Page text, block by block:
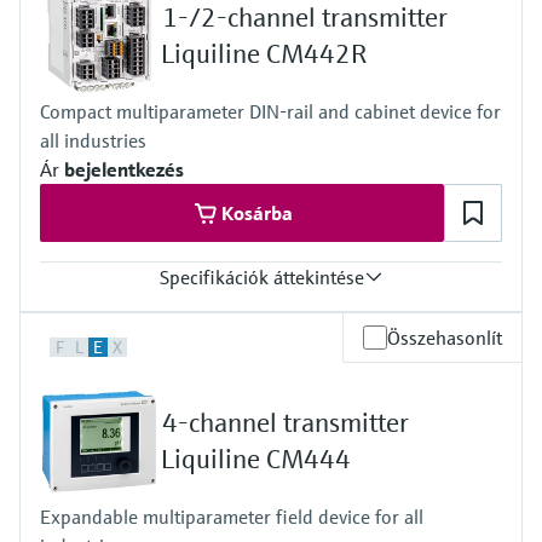
1-/2-channel transmitter
Liquiline CM442R
Compact multiparameter DIN-rail and cabinet device for
all industries
Ár bejelentkezés
Kosárba
Specifikációk áttekintése
1 to 2x Memosens digital input
2x Digital input optional
Output / communication
2 to 8x 0/4 to 20 mA current outputs
Alarmrelay, 2x relay, ProfibusDP, Modbus RS485,
Modbus TCP, Ethernet
Ingress protection
F L E X Összehasonlít
4-channel transmitter
Liquiline CM444
Expandable multiparameter field device for all